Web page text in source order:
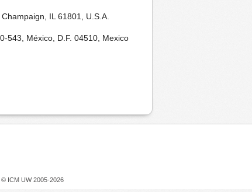
IL 61801, U.S.A.
543, México, D.F. 04510, Mexico
© ICM UW 2005-2026